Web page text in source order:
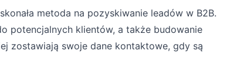
metoda na pozyskiwanie leadów w B2B.
potencjalnych klientów, a także budowanie
zostawiają swoje dane kontaktowe, gdy są